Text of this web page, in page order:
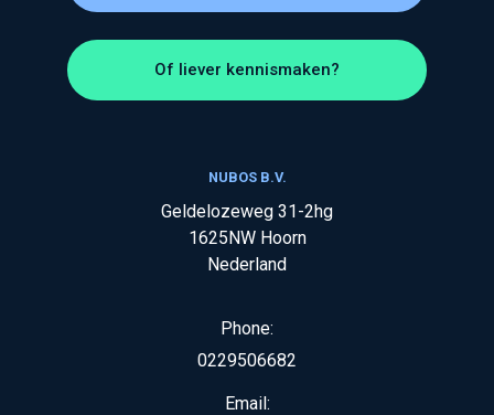
Of liever kennismaken?
NUBOS B.V.
Geldelozeweg 31-2hg
1625NW Hoorn
Nederland
Phone:
0229506682
Email: